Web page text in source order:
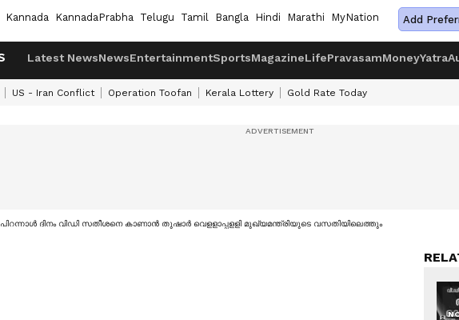
Kannada KannadaPrabha Telugu Tamil Bangla Hindi Marathi MyNation Add
Latest NewsNewsEntertainmentSportsMagazineLifePravasamMoneyYatra
US - Iran Conflict Operation Toofan Kerala Lottery Gold Rate Today
പിറന്നാൾ ദിനം വിഡി സതീശനെ കാണാൻ തുഷാർ വെളളാപ്പളളി മുഖ്യമന്ത്രിയുടെ വസതിയിലെത്തും